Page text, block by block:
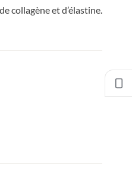
collagène et d’élastine.